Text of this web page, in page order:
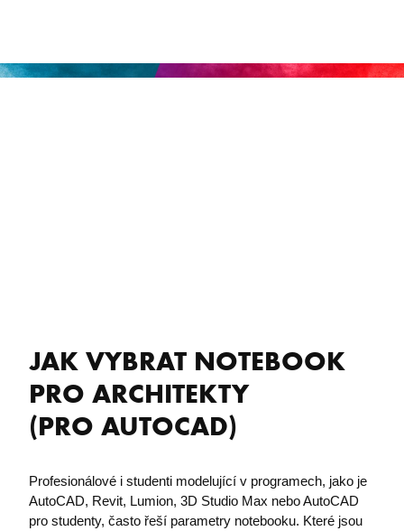
JAK VYBRAT NOTEBOOK
PRO ARCHITEKTY
​(PRO AUTOCAD)
Profesionálové i studenti modelující v programech, jako je
AutoCAD, Revit, Lumion, 3D Studio Max nebo AutoCAD
pro studenty, často řeší parametry notebooku. Které jsou